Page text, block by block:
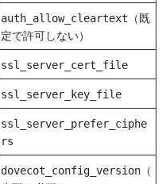
auth_allow_cleartext
（既
定で許可しない）
ssl_server_cert_file
ssl_server_key_file
ssl_server_prefer_ciphe
rs
dovecot_config_version （